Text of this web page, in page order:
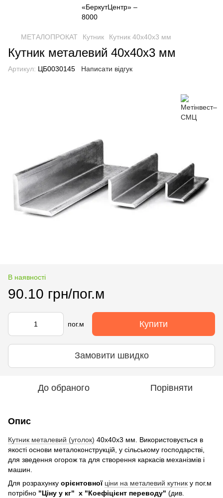
МЕТАЛОПРОКАТ Кутник Кутник 40х40х3 мм
Кутник металевий 40х40х3 мм
Артикул: ЦБ0030145 Написати відгук
В наявності
90.10 грн/пог.м
пог.м Купити
Замовити швидко
До обраного Порівняти
Опис
Кутник металевий (уголок) 40х40х3 мм. Використовується в
якості основи металоконструкцій, у сільському господарстві,
для зведення огорож та для створення каркасів механізмів і
машин.
Для розрахунку орієнтовної ціни на металевий кутник у пог.м
потрібно "Ціну у кг" х "Коефіцієнт переводу" (див.